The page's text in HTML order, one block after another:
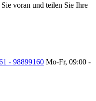
voran und teilen Sie Ihre
- 98899160 Mo-Fr, 09:00 -